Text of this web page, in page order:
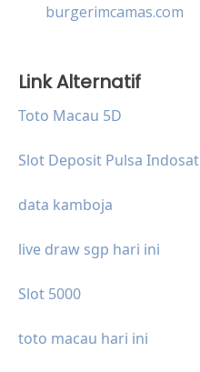
burgerimcamas.com
Link Alternatif
Toto Macau 5D
Slot Deposit Pulsa Indosat
data kamboja
live draw sgp hari ini
Slot 5000
toto macau hari ini